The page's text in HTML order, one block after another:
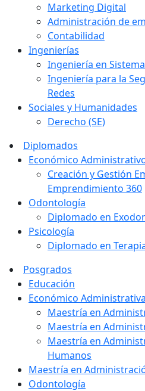
Marketing Digital
Administración de
Contabilidad
Ingenierías
Ingeniería en
Ingeniería para la
Redes
Sociales y Humanidades
Derecho (SE)
Diplomados
Económico
Creación y Gestión
Emprendimiento 360
Odontología
Diplomado en
Psicología
Diplomado en
Posgrados
Educación
Económico
Maestría en
Maestría en
Maestría en
Humanos
Maestría en
Odontología